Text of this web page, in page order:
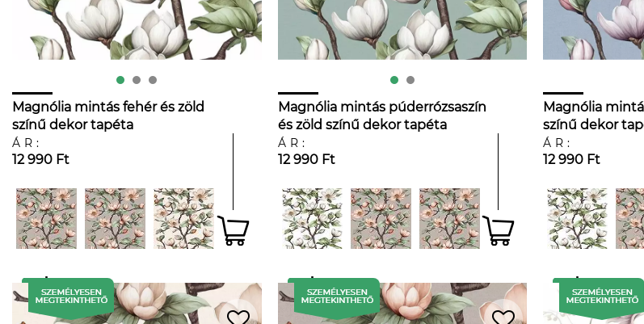
Magnólia mintás fehér és zöld
színű dekor tapéta
ÁR:
12 990 Ft
Magnólia mintás púderrózsaszín
és zöld színű dekor tapéta
ÁR:
12 990 Ft
Magnólia
színű dekor
ÁR:
12 990 Ft